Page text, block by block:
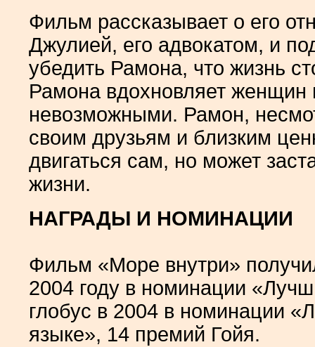
Фильм рассказывает о его
Джулией, его адвокатом, и
убедить Рамона, что жизнь
Рамона вдохновляет женщин
невозможными. Рамон,
своим друзьям и близким
двигаться сам, но может
жизни.
НАГРАДЫ И НОМИНАЦИИ
Фильм «Море внутри»
2004 году в номинации
глобус в 2004 в номинации
языке», 14 премий Гойя.